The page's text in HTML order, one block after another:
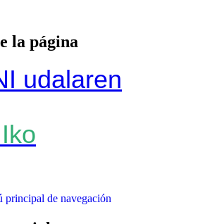
la página
principal de navegación